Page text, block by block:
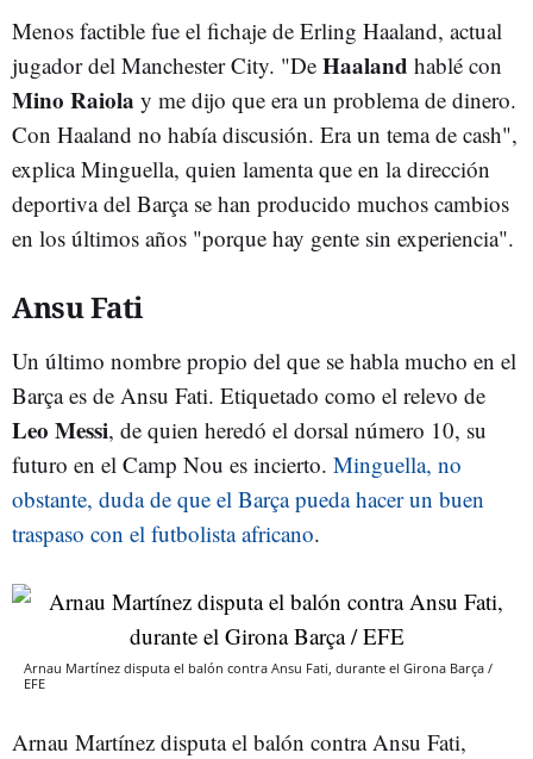
Menos factible fue el fichaje de Erling Haaland, actual
jugador del Manchester City. "De Haaland hablé con
Mino Raiola y me dijo que era un problema de dinero.
Con Haaland no había discusión. Era un tema de cash",
explica Minguella, quien lamenta que en la dirección
deportiva del Barça se han producido muchos cambios
en los últimos años "porque hay gente sin experiencia".
Ansu Fati
Un último nombre propio del que se habla mucho en el
Barça es de Ansu Fati. Etiquetado como el relevo de
Leo Messi, de quien heredó el dorsal número 10, su
futuro en el Camp Nou es incierto. Minguella, no
obstante, duda de que el Barça pueda hacer un buen
traspaso con el futbolista africano.
Arnau Martínez disputa el balón contra Ansu Fati, durante el Girona Barça /
EFE
Arnau Martínez disputa el balón contra Ansu Fati,